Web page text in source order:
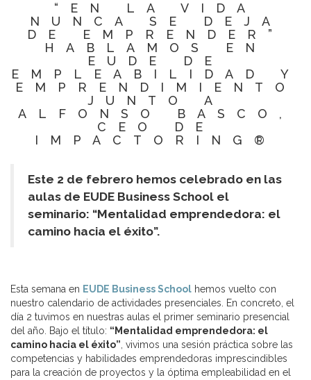
“EN LA VIDA
NUNCA SE DEJA
DE EMPRENDER”
HABLAMOS EN
EUDE DE
EMPLEABILIDAD Y
EMPRENDIMIENTO
JUNTO A
ALFONSO BASCO,
CEO DE
IMPACTORING®
Este 2 de febrero hemos celebrado en las
aulas de EUDE Business School el
seminario: “Mentalidad emprendedora: el
camino hacia el éxito”.
Esta semana en EUDE Business School hemos vuelto con
nuestro calendario de actividades presenciales. En concreto, el
día 2 tuvimos en nuestras aulas el primer seminario presencial
del año. Bajo el título: “Mentalidad emprendedora: el
camino hacia el éxito”, vivimos una sesión práctica sobre las
competencias y habilidades emprendedoras imprescindibles
para la creación de proyectos y la óptima empleabilidad en el